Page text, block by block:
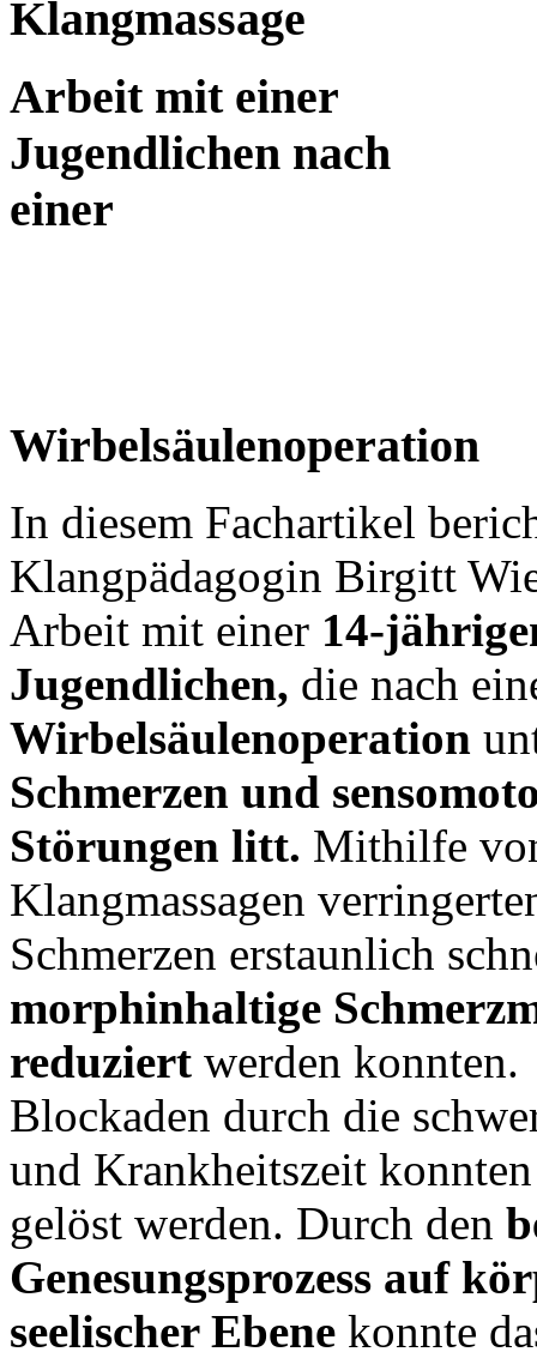
Klangmassage
Arbeit mit einer
Jugendlichen nach
einer
Wirbelsäulenoperation
In diesem Fachartikel
Klangpädagogin Birgitt
Arbeit mit einer 14-
Jugendlichen, die nach
Wirbelsäulenoperation
Schmerzen und
Störungen litt. Mithilfe
Klangmassagen
Schmerzen erstaunlich
morphinhaltige
reduziert werden konnten.
Blockaden durch die
und Krankheitszeit
gelöst werden. Durch den
Genesungsprozess auf
seelischer Ebene konnte